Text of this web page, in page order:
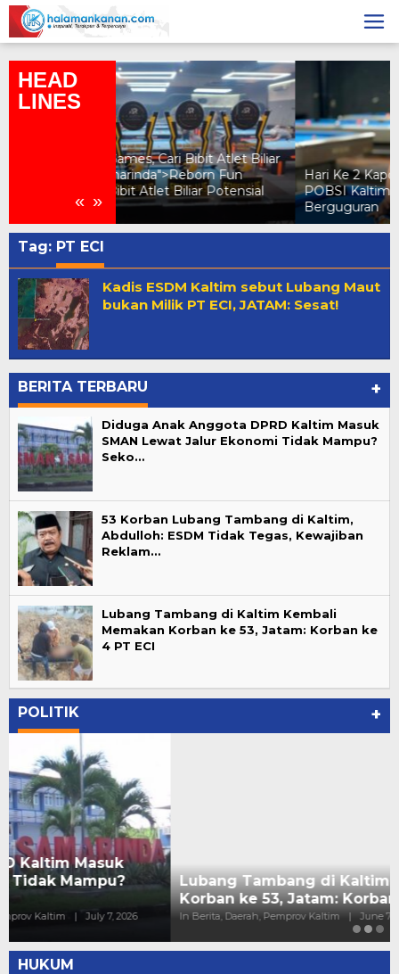
Skip
to
content
HEAD
LINES
« »
Hari Ke 2 Kapolresta Samarinda dan
POBSI Kaltim Cup, Puluhan Atlet
Berguguran
Tag: PT ECI
Kadis ESDM Kaltim sebut Lubang Maut
bukan Milik PT ECI, JATAM: Sesat!
BERITA TERBARU +
Diduga Anak Anggota DPRD Kaltim Masuk
SMAN Lewat Jalur Ekonomi Tidak Mampu?
Seko…
53 Korban Lubang Tambang di Kaltim,
Abdulloh: ESDM Tidak Tegas, Kewajiban
Reklam…
Lubang Tambang di Kaltim Kembali
Memakan Korban ke 53, Jatam: Korban ke
4 PT ECI
POLITIK +
Lubang Tambang di Kaltim Kembali Memakan
Korban ke 53, Jatam: Korban ke 4 PT ECI
In Berita, Daerah, Pemprov Kaltim | June 7, 2026
HUKUM